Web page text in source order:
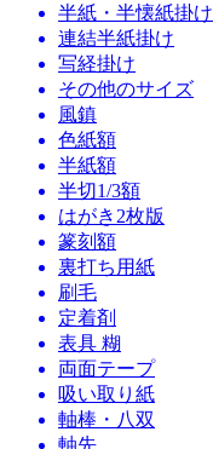
半紙・半懐紙掛け
連結半紙掛け
写経掛け
その他のサイズ
風鎮
色紙額
半紙額
半切1/3額
はがき2枚版
篆刻額
裏打ち用紙
刷毛
定着剤
表具 糊
両面テープ
吸い取り紙
軸棒・八双